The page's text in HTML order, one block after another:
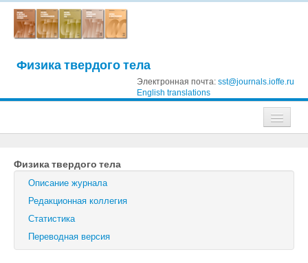
Физика твердого тела
Электронная почта: sst@journals.ioffe.ru
English translations
Журнал технической физики
Письма в Журнал технической физики
Физика твердого тела
Физика и техника полупроводников
Физика твердого тела
Описание журнала
Редакционная коллегия
Статистика
Переводная версия